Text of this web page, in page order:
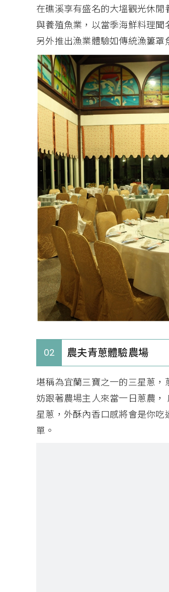
在礁溪享有盛名的大塭觀光休
與養殖魚業，以當季海鮮料理聞
另外推出漁業體驗如傳統漁簍罩
02 農夫青蔥體驗農場
堪稱為宜蘭三寶之一的三星蔥
妨跟著農場主人來當一日蔥農
星蔥，外酥內香口感將會是你
單。